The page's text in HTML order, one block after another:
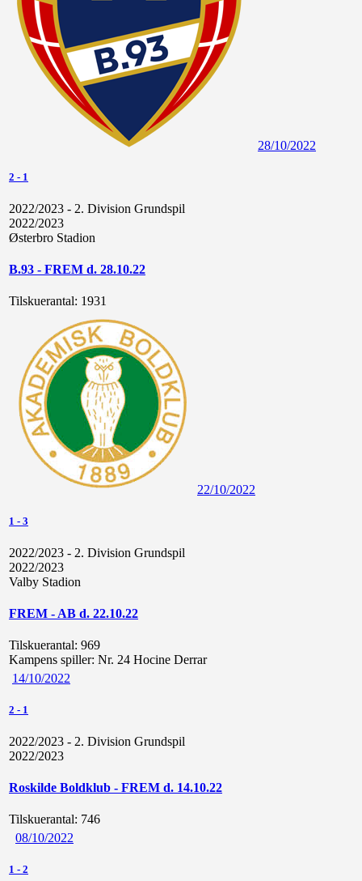
28/10/2022
2 - 1
2022/2023 - 2. Division Grundspil
2022/2023
Østerbro Stadion
B.93 - FREM d. 28.10.22
Tilskuerantal: 1931
22/10/2022
1 - 3
2022/2023 - 2. Division Grundspil
2022/2023
Valby Stadion
FREM - AB d. 22.10.22
Tilskuerantal: 969
Kampens spiller: Nr. 24 Hocine Derrar
14/10/2022
2 - 1
2022/2023 - 2. Division Grundspil
2022/2023
Roskilde Boldklub - FREM d. 14.10.22
Tilskuerantal: 746
08/10/2022
1 - 2